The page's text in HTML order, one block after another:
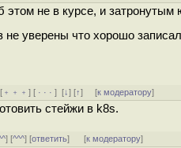
этом не в курсе, и
уверены что хорошо
﹢﹢﹢] [ · · ·][↓] [↑] [к модератору]
стейжи в k8s.
] [^^^] [ответить] [к модератору]